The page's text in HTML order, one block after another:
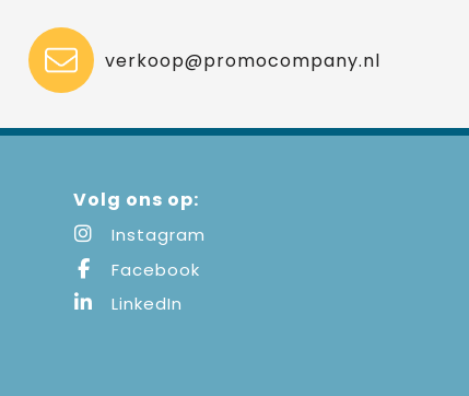
verkoop@promocompany.nl
Volg ons op:
Instagram
Facebook
LinkedIn